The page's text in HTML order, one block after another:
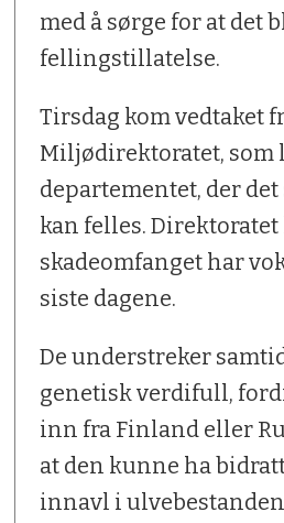
med å sørge for at det
fellingstillatelse.
Tirsdag kom vedtaket
Miljødirektoratet, som
departementet, der
kan felles. Direktoratet
skadeomfanget har
siste dagene.
De understreker
genetisk verdifull,
inn fra Finland eller
at den kunne ha
innavl i